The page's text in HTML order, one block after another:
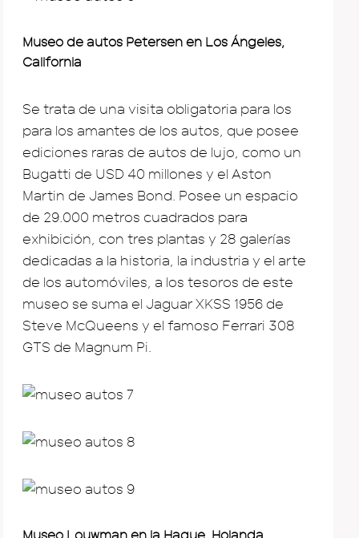
Museo de autos Petersen en Los Ángeles,
California
Se trata de una visita obligatoria para los
para los amantes de los autos, que posee
ediciones raras de autos de lujo, como un
Bugatti de USD 40 millones y el Aston
Martin de James Bond. Posee un espacio
de 29.000 metros cuadrados para
exhibición, con tres plantas y 28 galerías
dedicadas a la historia, la industria y el arte
de los automóviles, a los tesoros de este
museo se suma el Jaguar XKSS 1956 de
Steve McQueens y el famoso Ferrari 308
GTS de Magnum Pi.